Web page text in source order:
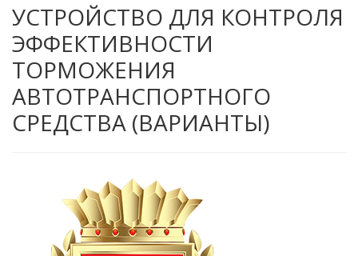
УСТРОЙСТВО ДЛЯ КОНТРОЛЯ
ЭФФЕКТИВНОСТИ
ТОРМОЖЕНИЯ
АВТОТРАНСПОРТНОГО
СРЕДСТВА (ВАРИАНТЫ)